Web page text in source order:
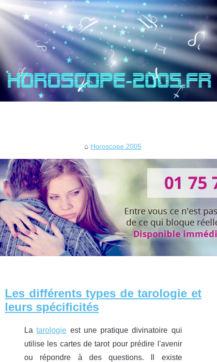
Horoscope 2005
Les différents types de tarologie et
leurs spécificités
Latarologie est une pratique divinatoire qui
utilise les cartes de tarot pour prédire l'avenir
ou répondre à des questions. Il existe